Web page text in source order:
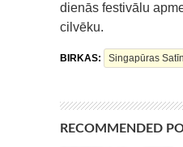
dienās festivālu
cilvēku.
BIRKAS: Singapūras
RECOMMENDED